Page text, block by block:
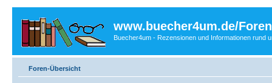
www.buecher4um.de/Foren
Buecher4um - Rezensionen und Informationen rund
Foren-Übersicht